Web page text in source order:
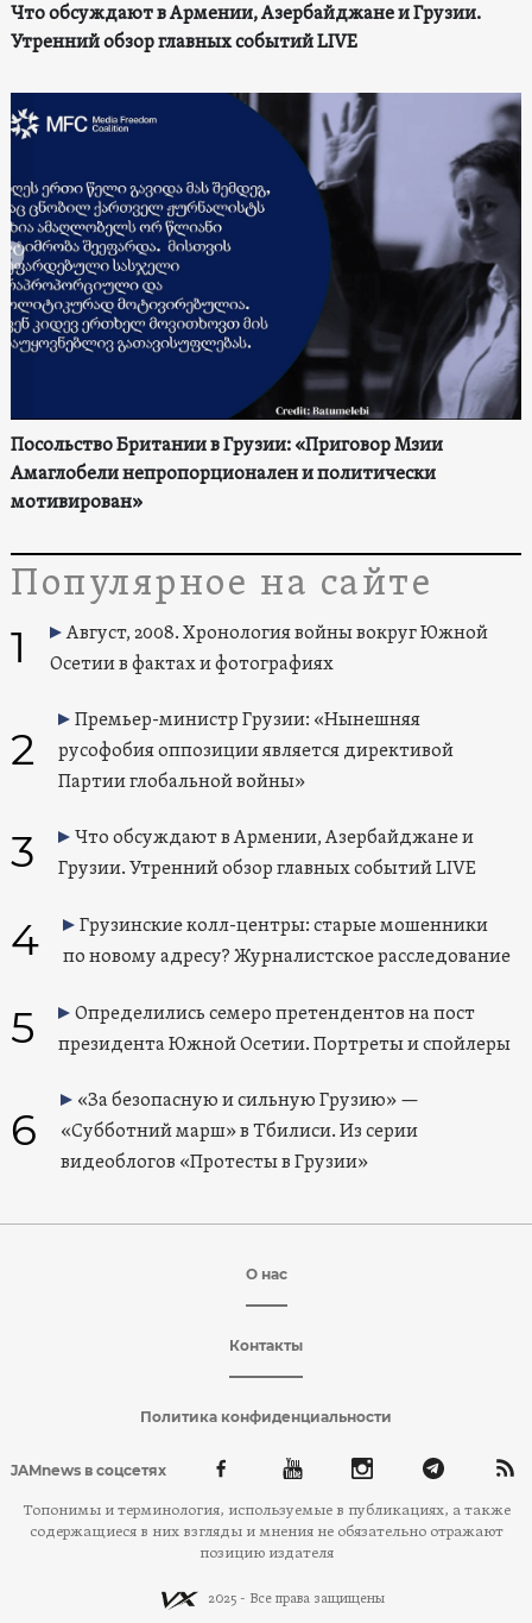
Что обсуждают в Армении, Азербайджане и Грузии.
Утренний обзор главных событий LIVE
Посольство Британии в Грузии: «Приговор Мзии
Амаглобели непропорционален и политически
мотивирован»
Популярное на сайте
1
Август, 2008. Хронология войны вокруг Южной
Осетии в фактах и фотографиях
2
Премьер-министр Грузии: «Нынешняя
русофобия оппозиции является директивой
Партии глобальной войны»
3
Что обсуждают в Армении, Азербайджане и
Грузии. Утренний обзор главных событий LIVE
4
Грузинские колл-центры: старые мошенники
по новому адресу? Журналистское расследование
5
Определились семеро претендентов на пост
президента Южной Осетии. Портреты и спойлеры
6
«За безопасную и сильную Грузию» —
«Субботний марш» в Тбилиси. Из серии
видеоблогов «Протесты в Грузии»
О нас
Контакты
Политика конфиденциальности
JAMnews в соцсетях
Топонимы и терминология, используемые в публикациях, а также
содержащиеся в них взгляды и мнения не обязательно отражают
позицию издателя
2025 - Все права защищены